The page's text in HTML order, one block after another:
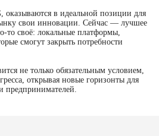
оказываются в идеальной позиции для
свои инновации. Сейчас — лучшее
то своё: локальные платформы,
смогут закрыть потребности
не только обязательным условием,
открывая новые горизонты для
предпринимателей.